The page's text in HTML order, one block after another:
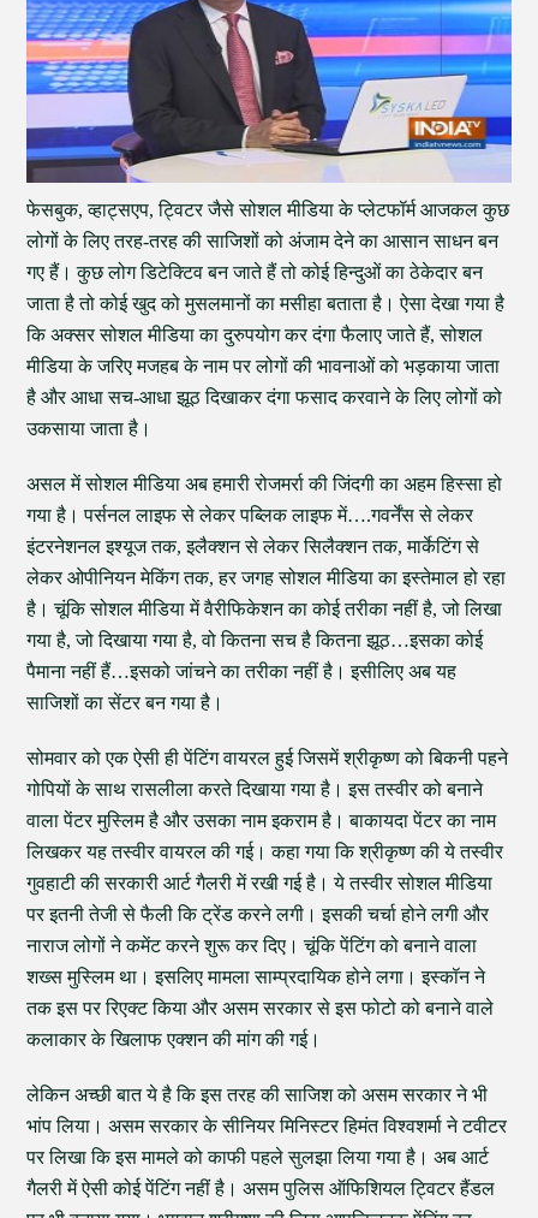
फेसबुक, व्हाट्सएप, ट्विटर जैसे सोशल मीडिया के प्लेटफॉर्म आजकल कुछ
लोगों के लिए तरह-तरह की साजिशों को अंजाम देने का आसान साधन बन
गए हैं। कुछ लोग डिटेक्टिव बन जाते हैं तो कोई हिन्दुओं का ठेकेदार बन
जाता है तो कोई खुद को मुसलमानों का मसीहा बताता है। ऐसा देखा गया है
कि अक्सर सोशल मीडिया का दुरुपयोग कर दंगा फैलाए जाते हैं, सोशल
मीडिया के जरिए मजहब के नाम पर लोगों की भावनाओं को भड़काया जाता
है और आधा सच-आधा झूठ दिखाकर दंगा फसाद करवाने के लिए लोगों को
उकसाया जाता है।
असल में सोशल मीडिया अब हमारी रोजमर्रा की जिंदगी का अहम हिस्सा हो
गया है। पर्सनल लाइफ से लेकर पब्लिक लाइफ में….गवर्नेंस से लेकर
इंटरनेशनल इश्यूज तक, इलैक्शन से लेकर सिलैक्शन तक, मार्केटिंग से
लेकर ओपीनियन मेकिंग तक, हर जगह सोशल मीडिया का इस्तेमाल हो रहा
है। चूंकि सोशल मीडिया में वैरीफिकेशन का कोई तरीका नहीं है, जो लिखा
गया है, जो दिखाया गया है, वो कितना सच है कितना झूठ…इसका कोई
पैमाना नहीं हैं…इसको जांचने का तरीका नहीं है। इसीलिए अब यह
साजिशों का सेंटर बन गया है।
सोमवार को एक ऐसी ही पेंटिंग वायरल हुई जिसमें श्रीकृष्ण को बिकनी पहने
गोपियों के साथ रासलीला करते दिखाया गया है। इस तस्वीर को बनाने
वाला पेंटर मुस्लिम है और उसका नाम इकराम है। बाकायदा पेंटर का नाम
लिखकर यह तस्वीर वायरल की गई। कहा गया कि श्रीकृष्ण की ये तस्वीर
गुवहाटी की सरकारी आर्ट गैलरी में रखी गई है। ये तस्वीर सोशल मीडिया
पर इतनी तेजी से फैली कि ट्रेंड करने लगी। इसकी चर्चा होने लगी और
नाराज लोगों ने कमेंट करने शुरू कर दिए। चूंकि पेंटिंग को बनाने वाला
शख्स मुस्लिम था। इसलिए मामला साम्प्रदायिक होने लगा। इस्कॉन ने
तक इस पर रिएक्ट किया और असम सरकार से इस फोटो को बनाने वाले
कलाकार के खिलाफ एक्शन की मांग की गई।
लेकिन अच्छी बात ये है कि इस तरह की साजिश को असम सरकार ने भी
भांप लिया। असम सरकार के सीनियर मिनिस्टर हिमंत विश्वशर्मा ने टवीटर
पर लिखा कि इस मामले को काफी पहले सुलझा लिया गया है। अब आर्ट
गैलरी में ऐसी कोई पेंटिंग नहीं है। असम पुलिस ऑफिशियल ट्विटर हैंडल